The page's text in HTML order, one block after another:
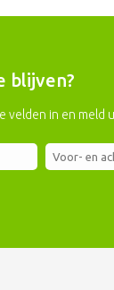
blijven?
velden in en meld